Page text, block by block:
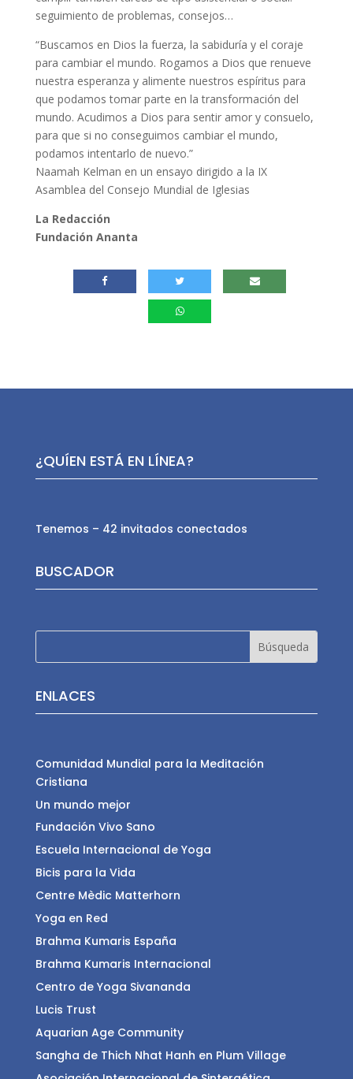
seguimiento de problemas, consejos…
“Buscamos en Dios la fuerza, la sabiduría y el coraje
para cambiar el mundo. Rogamos a Dios que renueve
nuestra esperanza y alimente nuestros espíritus para
que podamos tomar parte en la transformación del
mundo. Acudimos a Dios para sentir amor y consuelo,
para que si no conseguimos cambiar el mundo,
podamos intentarlo de nuevo.”
Naamah Kelman en un ensayo dirigido a la IX
Asamblea del Consejo Mundial de Iglesias
La Redacción
Fundación Ananta
¿QUÍEN ESTÁ EN LÍNEA?
Tenemos – 42 invitados conectados
BUSCADOR
ENLACES
Comunidad Mundial para la Meditación
Cristiana
Un mundo mejor
Fundación Vivo Sano
Escuela Internacional de Yoga
Bicis para la Vida
Centre Mèdic Matterhorn
Yoga en Red
Brahma Kumaris España
Brahma Kumaris Internacional
Centro de Yoga Sivananda
Lucis Trust
Aquarian Age Community
Sangha de Thich Nhat Hanh en Plum Village